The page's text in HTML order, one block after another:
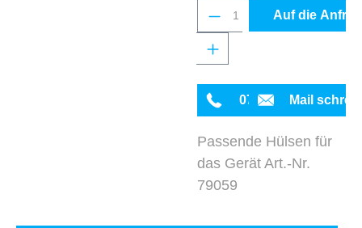
Produkt Anzahl:
Auf die
0711 342934-0
Mail
Passende Hülsen für
das Gerät Art.-Nr.
79059